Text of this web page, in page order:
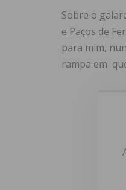
Sobre o
e Paços de
para mim,
rampa em